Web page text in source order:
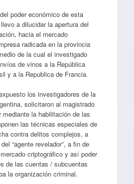
poder económico de esta
a dilucidar la apertura del
hacia el mercado
radicada en la provincia
de la cual el investigado
de vinos a la República
y a la Republica de Francia.
los investigadores de la
solicitaron al magistrado
mediante la habilitación de las
las técnicas especiales de
contra delitos complejos, a
“agente revelador”, a fin de
criptográfico y así poder
de las cuentas / subcuentas
la organización criminal.